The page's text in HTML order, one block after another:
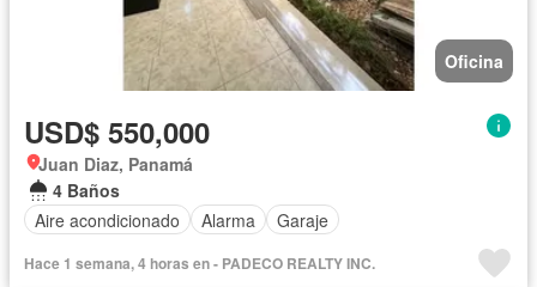
Oficina
USD$ 550,000
Juan Diaz, Panamá
4 Baños
Aire acondicionado
Alarma Garaje
Hace 1 semana, 4 horas en - PADECO REALTY INC.